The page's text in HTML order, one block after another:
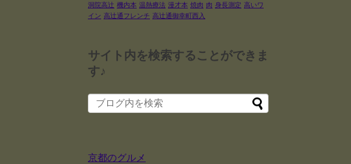
洞院高辻 機内本 温熱療法 漫才本 焼肉 肉 身長測定 高いワ
イン 高辻通フレンチ 高辻通御幸町西入
サイト内を検索することができま
す♪
京都のグルメ